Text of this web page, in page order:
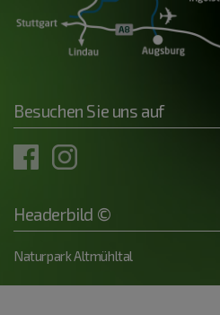
Besuchen Sie uns auf
Headerbild ©
Naturpark Altmühltal